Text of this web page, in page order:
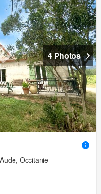
4 Photos
Occitanie